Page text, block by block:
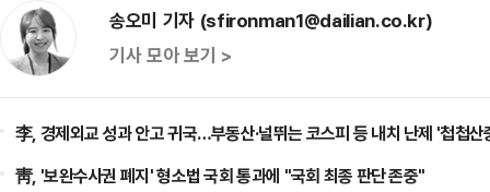
송오미 기자 (sfironman1@dailian.co.kr)
기사 모아 보기 >
李, 경제외교 성과 안고 귀국…부동산·널뛰는 코스피 등 내치 난제 '첩첩산
靑, '보완수사권 폐지' 형소법 국회 통과에 "국회 최종 판단 존중"